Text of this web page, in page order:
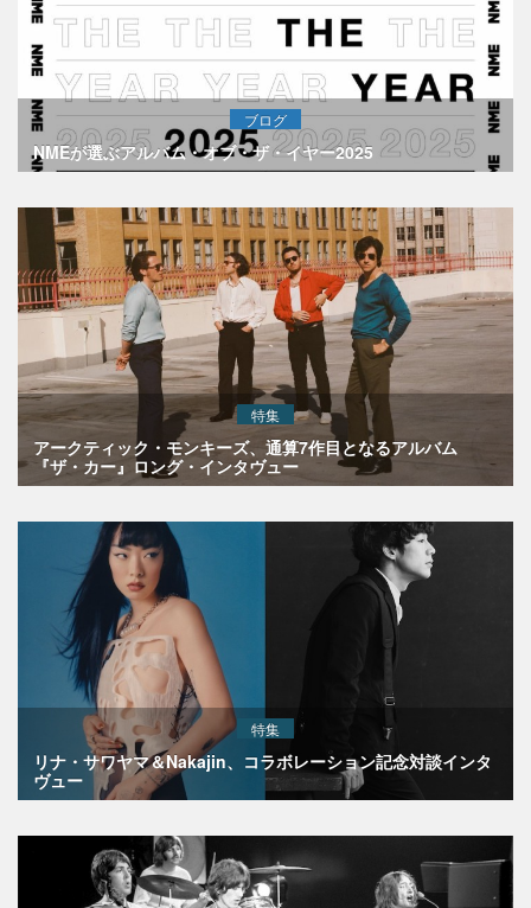
ブログ
NMEが選ぶアルバム・オブ・ザ・イヤー2025
特集
アークティック・モンキーズ、通算7作目となるアルバム
『ザ・カー』ロング・インタヴュー
特集
リナ・サワヤマ＆Nakajin、コラボレーション記念対談インタ
ヴュー